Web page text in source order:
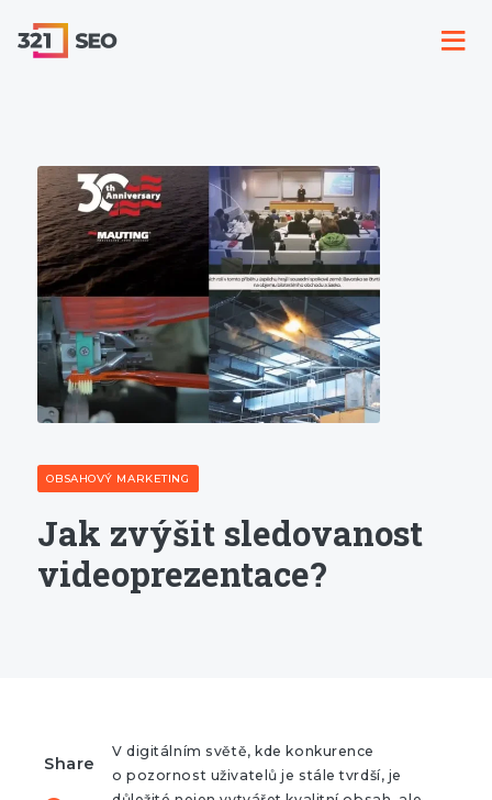
OBSAHOVÝ MARKETING
Jak zvýšit sledovanost
videoprezentace?
Share
V digitálním světě, kde konkurence
o pozornost uživatelů je stále tvrdší, je